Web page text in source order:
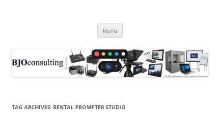
produk nirkabel wireless video
HDMI, CCTV . . .
Menu
TAG ARCHIVES: RENTAL PROMPTER STUDIO